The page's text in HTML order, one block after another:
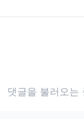
댓글을 불러오는